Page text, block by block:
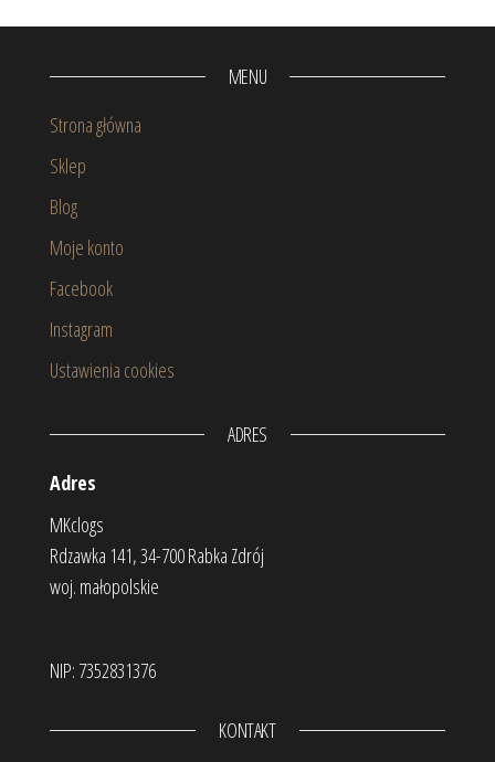
MENU
Strona główna
Sklep
Blog
Moje konto
Facebook
Instagram
Ustawienia cookies
ADRES
Adres
MKclogs
Rdzawka 141, 34-700 Rabka Zdrój
woj. małopolskie
NIP: 7352831376
KONTAKT